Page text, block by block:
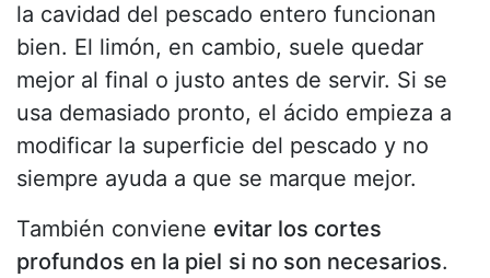
la cavidad del pescado entero funcionan
bien. El limón, en cambio, suele quedar
mejor al final o justo antes de servir. Si se
usa demasiado pronto, el ácido empieza a
modificar la superficie del pescado y no
siempre ayuda a que se marque mejor.
También conviene evitar los cortes
profundos en la piel si no son necesarios.